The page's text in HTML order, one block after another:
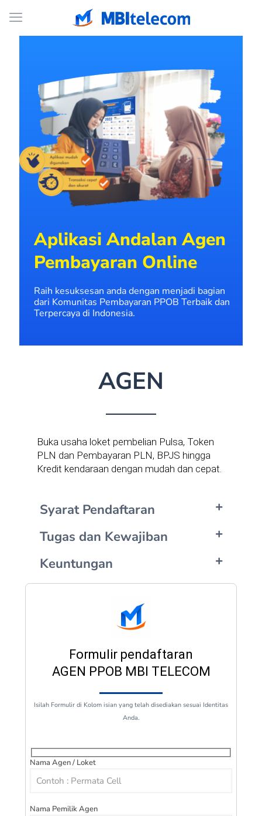
Aplikasi Andalan Agen
Pembayaran Online
Raih kesuksesan anda dengan menjadi bagian
dari Komunitas Pembayaran PPOB Terbaik dan
Terpercaya di Indonesia.
Formulir pendaftaran
AGEN PPOB MBI TELECOM
Isilah Formulir di Kolom isian yang telah disediakan sesuai Identitas
Anda.
Nama Agen / Loket
Nama Pemilik Agen
AGEN
Buka usaha loket pembelian Pulsa, Token
PLN dan Pembayaran PLN, BPJS hingga
Kredit kendaraan dengan mudah dan cepat.
Syarat Pendaftaran
Tugas dan Kewajiban
Keuntungan